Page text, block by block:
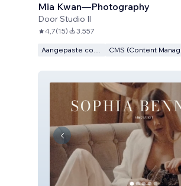
Mia Kwan—Photography
DoorStudio Il
4,7(15) 3.557
Aangepaste code